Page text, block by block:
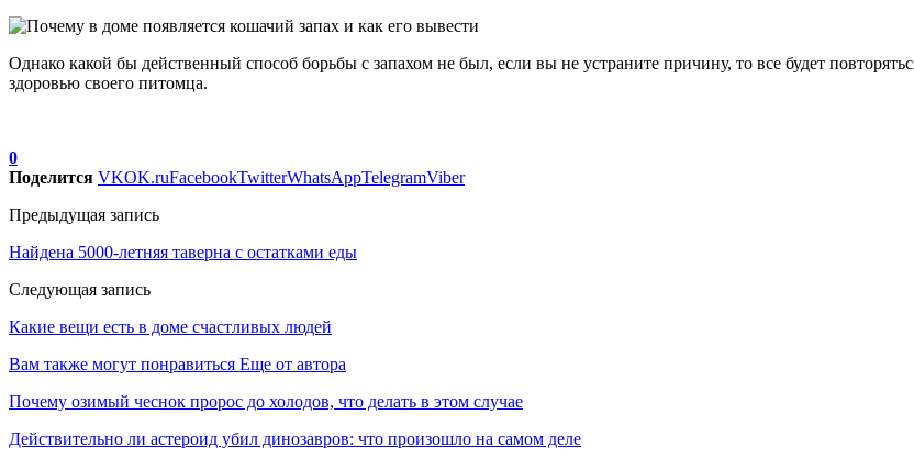
Однако какой бы действенный способ борьбы с запахом не был, если вы не устраните причину, то все будет
здоровью своего питомца.
0
Поделится VKOK.ruFacebookTwitterWhatsAppTelegramViber
Предыдущая запись
Найдена 5000-летняя таверна с остатками еды
Следующая запись
Какие вещи есть в доме счастливых людей
Вам также могут понравиться Еще от автора
Почему озимый чеснок пророс до холодов, что делать в этом случае
Действительно ли астероид убил динозавров: что произошло на самом деле